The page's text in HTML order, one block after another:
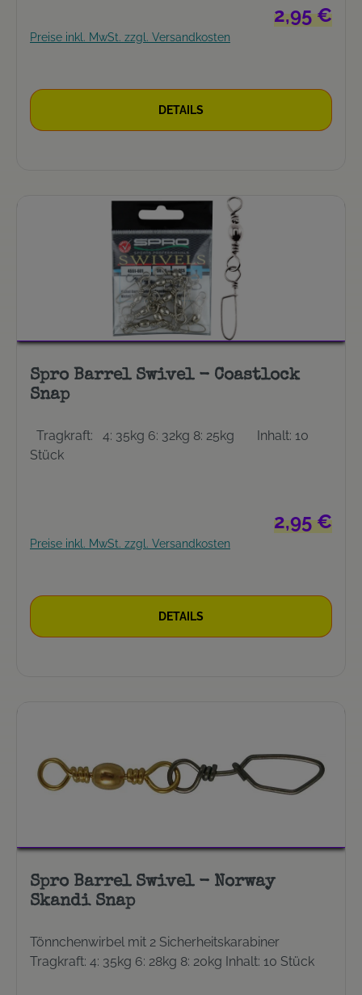
Regulärer
2,95 €
Preise inkl. MwSt. zzgl. Versandkosten
DETAILS
Spro Barrel Swivel - Coastlock
Snap
Tragkraft: 4: 35kg 6: 32kg 8: 25kg Inhalt: 10
Stück
Regulärer
2,95 €
Preise inkl. MwSt. zzgl. Versandkosten
DETAILS
Spro Barrel Swivel - Norway
Skandi Snap
Tönnchenwirbel mit 2 Sicherheitskarabiner
Tragkraft: 4: 35kg 6: 28kg 8: 20kg Inhalt: 10 Stück